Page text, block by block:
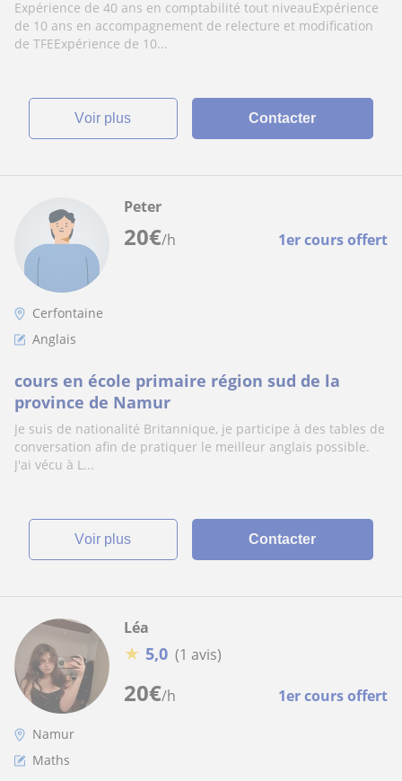
Expérience de 40 ans en comptabilité tout niveauExpérience
de 10 ans en accompagnement de relecture et modification
de TFEExpérience de 10...
voir plus Contacter
20€/h 1er cours offert
Peter
Cerfontaine
Anglais
cours en école primaire région sud de la
province de Namur
Je suis de nationalité Britannique, je participe à des tables de
conversation afin de pratiquer le meilleur anglais possible.
J'ai vécu à L...
voir plus Contacter
20€/h 1er cours offert
Léa
★ 5,0 (1 avis)
Namur
Maths